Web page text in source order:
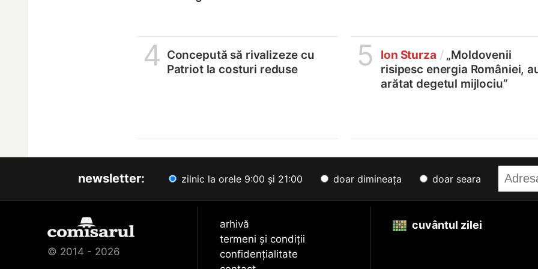
4 Concepută să rivalizeze cu
Patriot la costuri reduse
5 Ion Sturza / „Moldovenii
risipesc energia României,
arătat degetul mijlociu”
newsletter: zilnic la orele 9:00 și 21:00 doar dimineața doar seara
© 2014 - 2026
arhivă
termeni și condiții
confidențialitate
cuvântul zilei